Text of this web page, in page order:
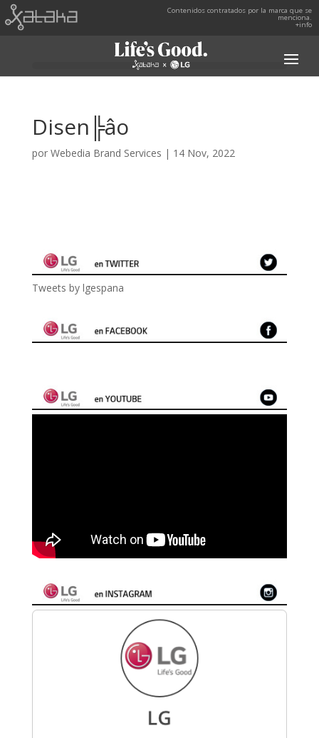
Contenidos contratados por la marca que se
menciona.
+info
Disen╠âo
por Webedia Brand Services | 14 Nov, 2022
Tweets by lgespana